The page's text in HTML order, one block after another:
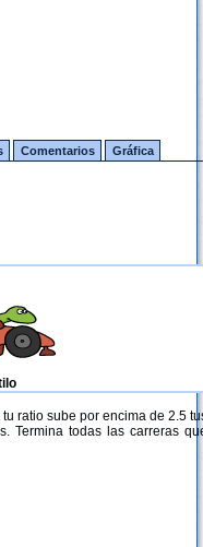
Comentarios Gráfica
tu ratio sube por encima de 2.5
Termina todas las carreras